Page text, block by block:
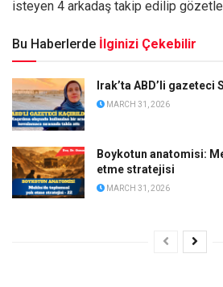
isteyen 4 arkadaş takip edilip
Bu Haberlerde İlginizi Çekebilir
Irak’ta ABD’li gazeteci
MARCH 31, 2026
Boykotun anatomisi:
etme stratejisi
MARCH 31, 2026